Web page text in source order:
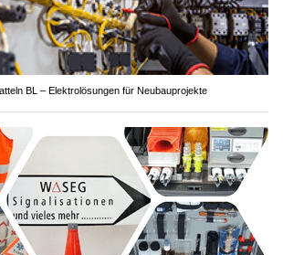
BL – Elektrolösungen für Neubauprojekte